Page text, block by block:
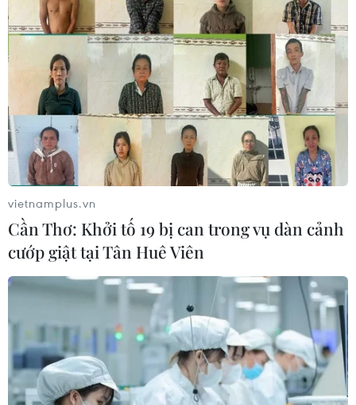
vietnamplus.vn
Cần Thơ: Khởi tố 19 bị can trong vụ dàn cảnh
cướp giật tại Tân Huê Viên